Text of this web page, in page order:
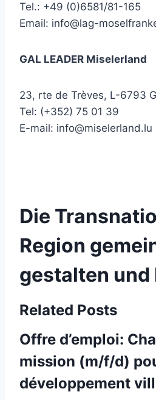
Tel.: +49 (0)6581/81-165
Email: info@lag-
GAL LEADER Miselerland
23, rte de Trèves, L-6793
Tel: (+352) 75 01 39
E-mail: info@miselerland.lu
Die
Region
gestalten und
Related Posts
Offre d’emploi:
mission (m/f/d)
développement